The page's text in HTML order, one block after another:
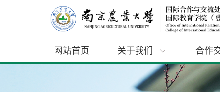
网站首页 关于我们 合作